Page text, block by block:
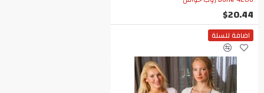
$20.44
اضافة للسلة